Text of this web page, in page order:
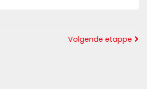
Volgende etappe